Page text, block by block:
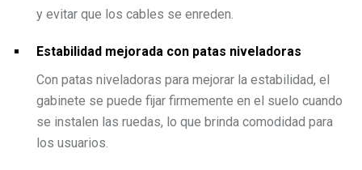
y evitar que los cables se enreden.
Estabilidad mejorada con patas niveladoras
Con patas niveladoras para mejorar la estabilidad, el
gabinete se puede fijar firmemente en el suelo cuando
se instalen las ruedas, lo que brinda comodidad para
los usuarios.